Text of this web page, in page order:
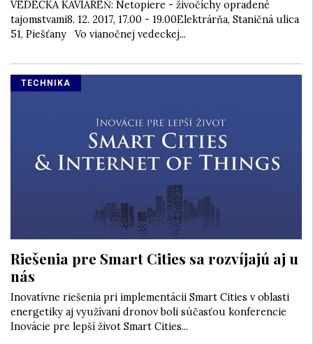
VEDECKÁ KAVIAREŇ: Netopiere - živočíchy opradené
tajomstvami8. 12. 2017, 17.00 - 19.00Elektrárňa, Staničná ulica
51, Piešťany Vo vianočnej vedeckej...
TECHNIKA
Riešenia pre Smart Cities sa rozvíjajú aj u
nás
Inovatívne riešenia pri implementácii Smart Cities v oblasti
energetiky aj využívaní dronov boli súčasťou konferencie
Inovácie pre lepší život Smart Cities...